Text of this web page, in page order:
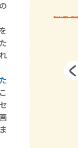
・システム